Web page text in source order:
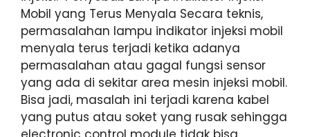
Mobil yang Terus Menyala Secara teknis,
permasalahan lampu indikator injeksi mobil
menyala terus terjadi ketika adanya
permasalahan atau gagal fungsi sensor
yang ada di sekitar area mesin injeksi mobil.
Bisa jadi, masalah ini terjadi karena kabel
yang putus atau soket yang rusak sehingga